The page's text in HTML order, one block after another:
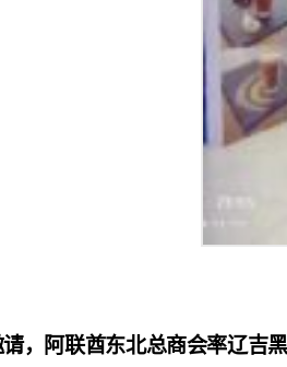
，阿联酋东北总商会率辽吉